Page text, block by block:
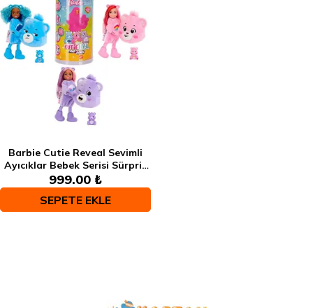
SEPETE EKLE
Barbie Cutie Reveal Sevimli
Ayıcıklar Bebek Serisi Sürpriz
Paket JCN97
999.00 ₺